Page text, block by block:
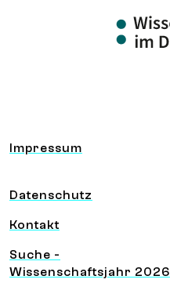
Impressum
Datenschutz
Kontakt
Suche -
Wissenschaftsjahr 2026